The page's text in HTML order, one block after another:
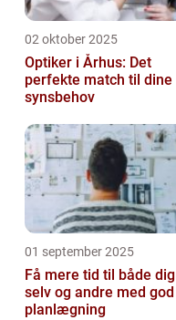
02 oktober 2025
Optiker i Århus: Det
perfekte match til dine
synsbehov
01 september 2025
Få mere tid til både dig
selv og andre med god
planlægning